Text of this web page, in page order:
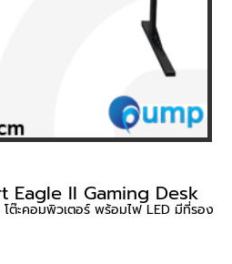
Eagle II Gaming Desk
โต๊ะคอมพิวเตอร์ พร้อมไฟ LED มีที่รอง